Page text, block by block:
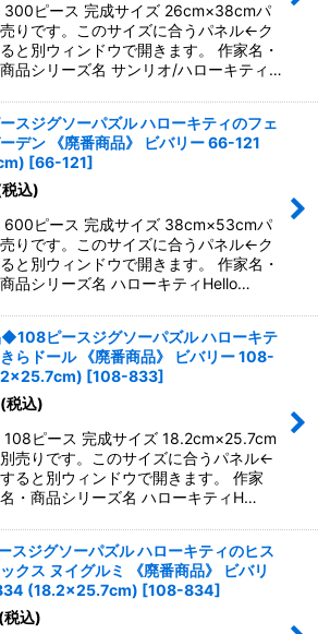
300ピース 完成サイズ 26cm×38cmパ
りです。このサイズに合うパネル←ク
と別ウィンドウで開きます。 作家名・
品シリーズ名 サンリオ/ハローキティ…
スジグソーパズル ハローキティのフェ
デン 《廃番商品》 ビバリー 66-121
[66-121]
込)
600ピース 完成サイズ 38cm×53cmパ
りです。このサイズに合うパネル←ク
と別ウィンドウで開きます。 作家名・
品シリーズ名 ハローキティHello…
ピースジグソーパズル ハローキテ
らドール 《廃番商品》 ビバリー 108-
[108-833]
(税込)
108ピース 完成サイズ 18.2cm×25.7cm
売りです。このサイズに合うパネル←
ると別ウィンドウで開きます。 作家
・商品シリーズ名 ハローキティH…
スジグソーパズル ハローキティのヒス
クス ヌイグルミ 《廃番商品》 ビバリ
(18.2×25.7cm) [108-834]
(税込)